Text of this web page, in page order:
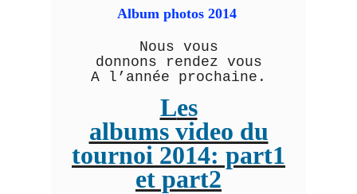
Album photos 2014
Nous vous
donnons rendez vous
A l’année prochaine.
Les
albums video du
tournoi 2014: part1
et part2